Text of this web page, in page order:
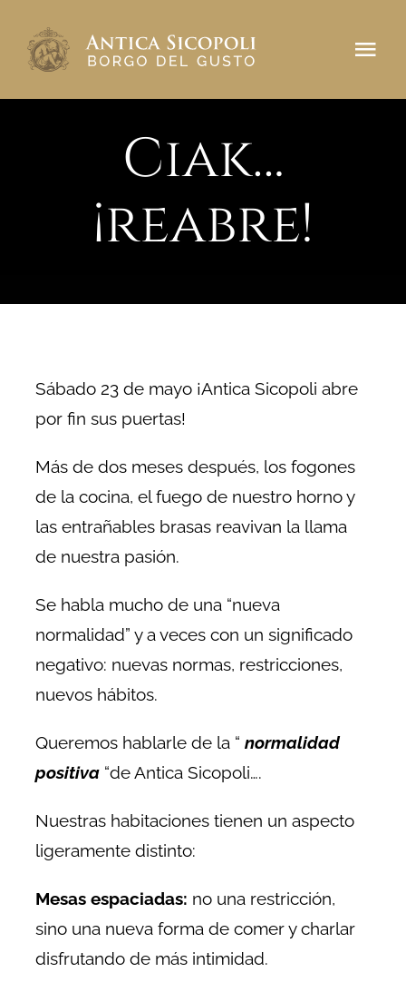
content
Borgo del Gusto
Reservar una mesa
Ciak…
¡reabre!
Sábado 23 de mayo ¡Antica Sicopoli abre
por fin sus puertas!
Más de dos meses después, los fogones
de la cocina, el fuego de nuestro horno y
las entrañables brasas reavivan la llama
de nuestra pasión.
Se habla mucho de una “nueva
normalidad” y a veces con un significado
negativo: nuevas normas, restricciones,
nuevos hábitos.
Queremos hablarle de la “ normalidad
positiva “de Antica Sicopoli….
Nuestras habitaciones tienen un aspecto
ligeramente distinto:
Mesas espaciadas: no una restricción,
sino una nueva forma de comer y charlar
disfrutando de más intimidad.